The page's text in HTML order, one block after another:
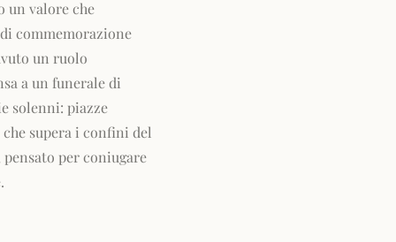
un valore che
commemorazione
un ruolo
a un funerale di
solenni: piazze
supera i confini del
per coniugare